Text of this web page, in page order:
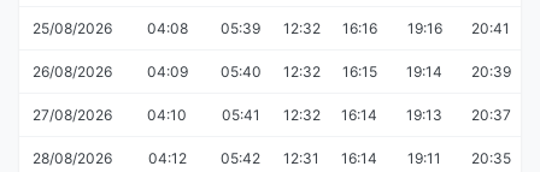
25/08/2026 04:08 05:39 12:32 16:16 19:16 20:41
26/08/2026 04:09 05:40 12:32 16:15 19:14 20:39
27/08/2026 04:10 05:41 12:32 16:14 19:13 20:37
28/08/2026 04:12 05:42 12:31 16:14 19:11 20:35